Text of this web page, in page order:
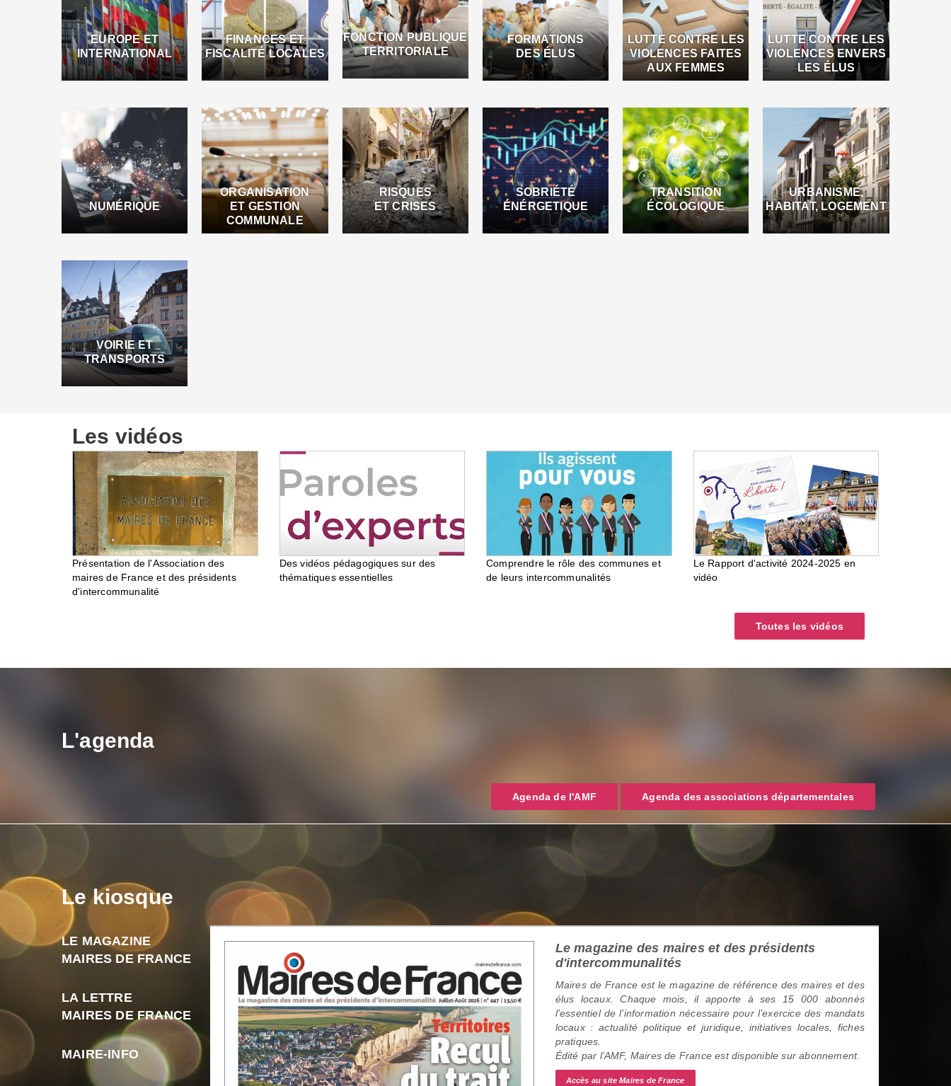
EUROPE ET
INTERNATIONAL
FINANCES ET
FISCALITÉ LOCALES
FONCTION PUBLIQUE
TERRITORIALE
FORMATIONS
DES ÉLUS
LUTTE CONTRE LES
VIOLENCES FAITES
AUX FEMMES
LUTTE CONTRE LES
VIOLENCES ENVERS
LES ÉLUS
NUMÉRIQUE
ORGANISATION
ET GESTION
COMMUNALE
RISQUES
ET CRISES
SOBRIÉTÉ
ÉNÉRGETIQUE
TRANSITION
ÉCOLOGIQUE
URBANISME,
HABITAT, LOGEMENT
VOIRIE ET
TRANSPORTS
Les vidéos
Présentation de l'Association des
maires de France et des présidents
d'intercommunalité
Des vidéos pédagogiques sur des
thématiques essentielles
Comprendre le rôle des communes et
de leurs intercommunalités
Le Rapport d'activité 2024-2025 en
vidéo
Toutes les vidéos
L'agenda
Agenda de l'AMF Agenda des associations départementales
Le kiosque
LE MAGAZINE
MAIRES DE FRANCE
LA LETTRE
MAIRES DE FRANCE
MAIRE-INFO
Le magazine des maires et des présidents
d'intercommunalités
Maires de France est le magazine de référence des maires et des
élus locaux. Chaque mois, il apporte à ses 15 000 abonnés
l’essentiel de l’information nécessaire pour l’exercice des mandats
locaux : actualité politique et juridique, initiatives locales, fiches
pratiques.
Édité par l’AMF, Maires de France est disponible sur abonnement.
Accès au site Maires de France